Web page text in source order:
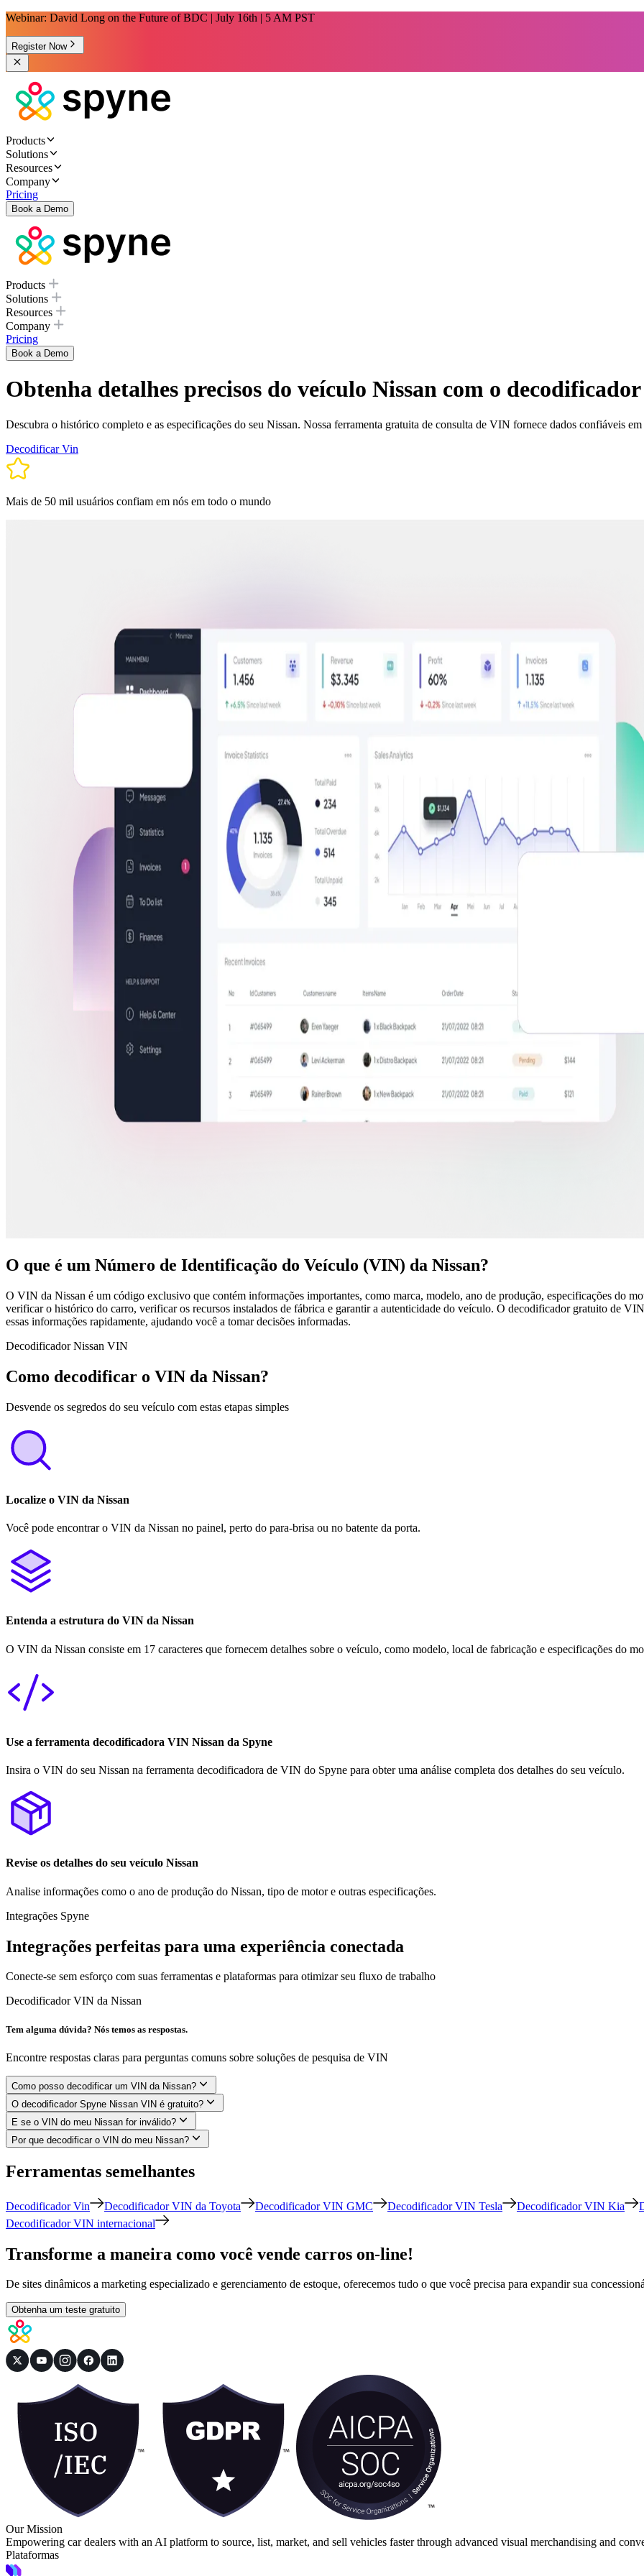
Webinar: David Long on the Future of BDC | July 16th | 5 AM PST
Register Now
Products
Solutions
Resources
Company
Pricing
Book a Demo
Products
Solutions
Resources
Company
Pricing
Book a Demo
Obtenha detalhes precisos do veículo Nissan com o
Descubra o histórico completo e as especificações do seu Nissan. Nossa ferramenta gratuita de consulta de VIN fornece dados confiáveis ​​em
Decodificar Vin
Mais de 50 mil usuários confiam em nós em todo o mundo
O que é um Número de Identificação do Veículo (VIN) da Nissan?
O VIN da Nissan é um código exclusivo que contém informações importantes, como marca, modelo, ano de produção, especificações do
verificar o histórico do carro, verificar os recursos instalados de fábrica e garantir a autenticidade do veículo. O decodificador gratuito de
essas informações rapidamente, ajudando você a tomar decisões informadas.
Decodificador Nissan VIN
Como decodificar o VIN da Nissan?
Desvende os segredos do seu veículo com estas etapas simples
Localize o VIN da Nissan
Você pode encontrar o VIN da Nissan no painel, perto do para-brisa ou no batente da porta.
Entenda a estrutura do VIN da Nissan
O VIN da Nissan consiste em 17 caracteres que fornecem detalhes sobre o veículo, como modelo, local de fabricação e especificações do
Use a ferramenta decodificadora VIN Nissan da Spyne
Insira o VIN do seu Nissan na ferramenta decodificadora de VIN do Spyne para obter uma análise completa dos detalhes do seu veículo.
Revise os detalhes do seu veículo Nissan
Analise informações como o ano de produção do Nissan, tipo de motor e outras especificações.
Integrações Spyne
Integrações perfeitas para uma experiência conectada
Conecte-se sem esforço com suas ferramentas e plataformas para otimizar seu fluxo de trabalho
Decodificador VIN da Nissan
Tem alguma dúvida? Nós temos as respostas.
Encontre respostas claras para perguntas comuns sobre soluções de pesquisa de VIN
Como posso decodificar um VIN da Nissan?
O decodificador Spyne Nissan VIN é gratuito?
E se o VIN do meu Nissan for inválido?
Por que decodificar o VIN do meu Nissan?
Ferramentas semelhantes
Decodificador Vin Decodificador VIN da Toyota Decodificador VIN GMC Decodificador VIN Tesla Decodificador VIN Kia
Decodificador VIN internacional
Transforme a maneira como você vende carros on-line!
De sites dinâmicos a marketing especializado e gerenciamento de estoque, oferecemos tudo o que você precisa para expandir sua
Obtenha um teste gratuito
Our Mission
Empowering car dealers with an AI platform to source, list, market, and sell vehicles faster through advanced visual merchandising and
Plataformas